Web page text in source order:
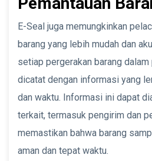
E-Seal juga memungkinkan
barang yang lebih mudah dan
setiap pergerakan barang
dicatat dengan informasi yang
dan waktu. Informasi ini dapat
terkait, termasuk pengirim dan
memastikan bahwa barang
aman dan tepat waktu.